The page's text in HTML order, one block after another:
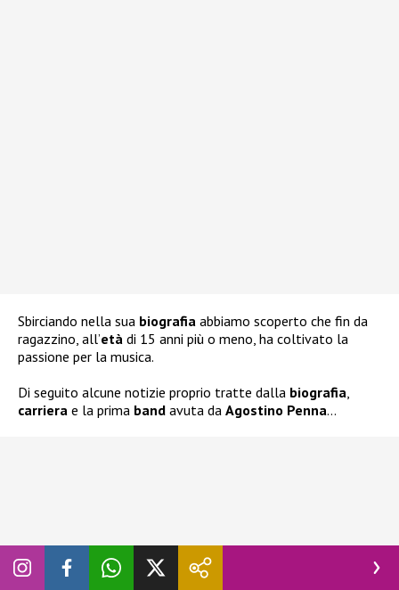
Sbirciando nella sua biografia abbiamo scoperto che fin da
ragazzino, all’età di 15 anni più o meno, ha coltivato la
passione per la musica.
Di seguito alcune notizie proprio tratte dalla biografia,
carriera e la prima band avuta da Agostino Penna…